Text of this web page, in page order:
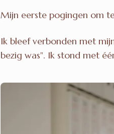
Mijn eerste pogingen om
Ik bleef verbonden met
bezig was". Ik stond met